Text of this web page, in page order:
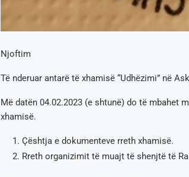
Njoftim
Të nderuar antarë të xhamisë “Udhëzimi” në
Më datën 04.02.2023 (e shtunë) do të mbahet
xhamisë.
Çështja e dokumenteve rreth xhamisë.
Rreth organizimit të muajt të shenjtë të